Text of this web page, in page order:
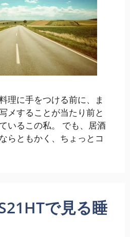
理に手をつける前に、ま
メすることが当たり前と
いるこの私。 でも、居酒
らともかく、ちょっとコ
で見る睡